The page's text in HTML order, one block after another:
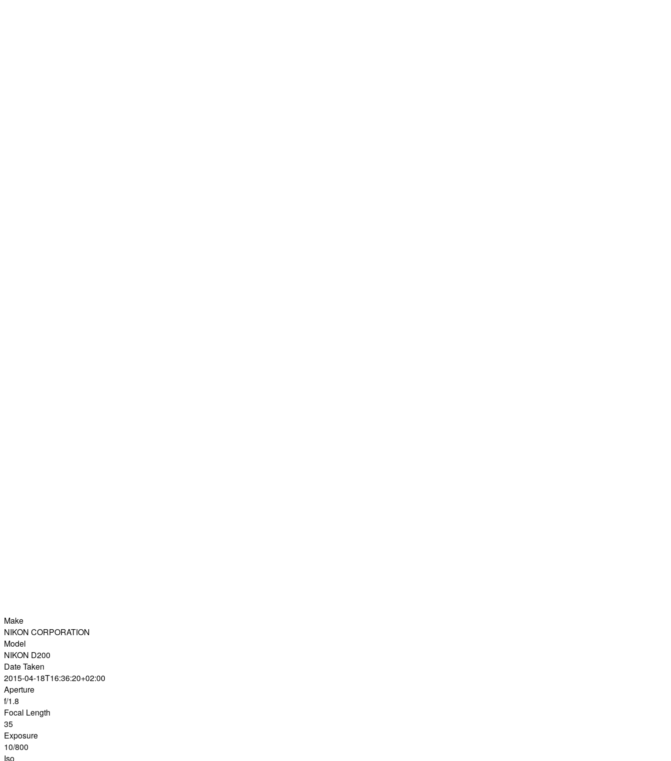
Make
NIKON CORPORATION
Model
NIKON D200
Date Taken
2015-04-18T16:36:20+02:00
Aperture
f/1.8
Focal Length
35
Exposure
10/800
Iso